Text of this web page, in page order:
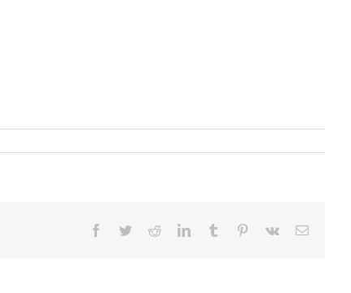
Facebook
TwitterRedditLinkedInTumblr Pinterest
Vk
Correo